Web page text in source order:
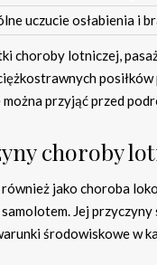
uczucie osłabienia i
choroby lotniczej,
przyjąć przed
choroby
jako choroba
Jej
środowiskowe w